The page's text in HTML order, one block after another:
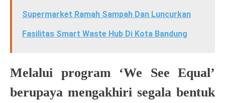
Supermarket Ramah Sampah Dan Luncurkan
Fasilitas Smart Waste Hub Di Kota Bandung
Melalui program ‘We See Equal’
berupaya mengakhiri segala bentuk